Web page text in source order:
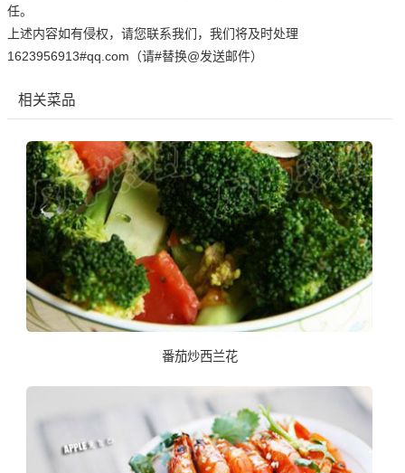
任。
上述内容如有侵权，请您联系我们，我们将及时处理
1623956913#qq.com（请#替换@发送邮件）
相关菜品
番茄炒西兰花